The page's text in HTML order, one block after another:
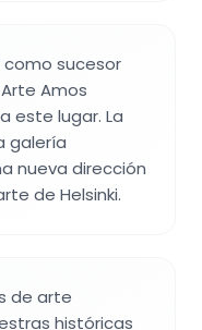
como sucesor
Amos
este lugar. La
galería
nueva dirección
de Helsinki.
de arte
históricas